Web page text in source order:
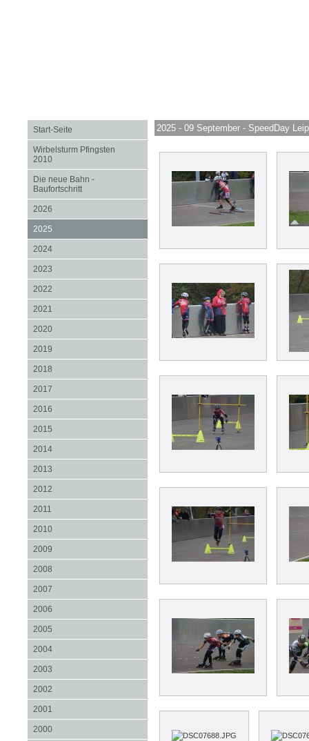
Start-Seite
Wirbelsturm Pfingsten
2010
Die neue Bahn -
Baufortschritt
2026
2025
2024
2023
2022
2021
2020
2019
2018
2017
2016
2015
2014
2013
2012
2011
2010
2009
2008
2007
2006
2005
2004
2003
2002
2001
2000
2025 - 09 September - SpeedDay